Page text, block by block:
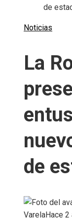
de
Noticias
La
de
VarelaHace 2